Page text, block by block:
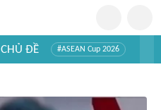
CHỦ ĐỀ #ASEAN Cup 2026